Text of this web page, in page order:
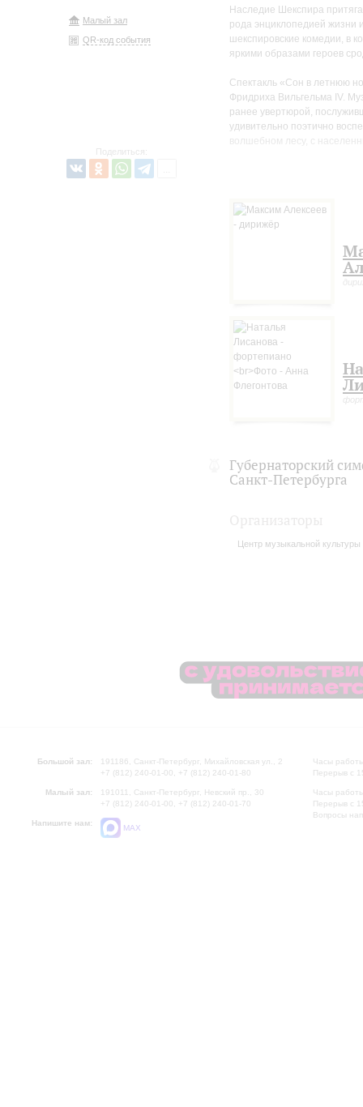
Малый зал
QR-код события
Поделиться:
Наследие Шекспира
рода энциклопедией жизни
шекспировские комедии, в
яркими образами героев
Спектакль «Сон в летнюю
Фридриха Вильгельма IV.
ранее увертюрой,
удивительно поэтично
волшебном лесу, с
лет подряд дарит
Симфоническая пьеса «Не
Остроумный коллаж
языка его
одухотворенными
Губернаторский
Санкт-Петербурга
Центр музыкальной культуры
Большой зал:
191186, Санкт-Петербург, Михайловская ул., 2
+7 (812) 240-01-00, +7 (812) 240-01-80
Малый зал:
191011, Санкт-Петербург, Невский пр., 30
+7 (812) 240-01-00, +7 (812) 240-01-70
Напишите нам:
MAX
Часы
Перерыв с
Часы
Перерыв с
Вопросы